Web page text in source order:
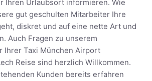
Ihren Urlaubsort informieren. Wie
gut geschulten Mitarbeiter Ihre
diskret und auf eine nette Art und
Auch Fragen zu unserem
Ihrer Taxi München Airport
Reise sind herzlich Willkommen.
Kunden bereits erfahren